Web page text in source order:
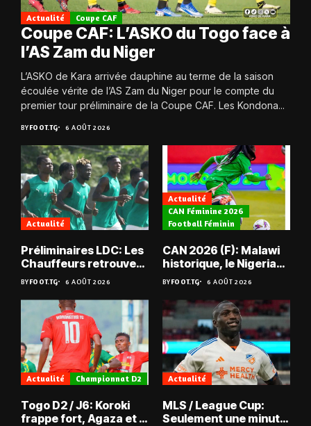
Actualité Coupe CAF
Coupe CAF: L’ASKO du Togo face à
l’AS Zam du Niger
L’ASKO de Kara arrivée dauphine au terme de la saison
écoulée vérite de l’AS Zam du Niger pour le compte du
premier tour préliminaire de la Coupe CAF. Les Kondona...
BYFOOT.TG 6 AOÛT 2026
Actualité
Préliminaires LDC: Les
Chauffeurs retrouvent
les Mimos
BYFOOT.TG 6 AOÛT 2026
Actualité
CAN Féminine 2026
Football Féminin
CAN 2026 (F): Malawi
historique, le Nigeria
sauvé, la Zambie
éliminée
BYFOOT.TG 6 AOÛT 2026
Actualité Championnat D2
Togo D2 / J6: Koroki
frappe fort, Agaza et la
Actualité
MLS / League Cup:
Seulement une minute